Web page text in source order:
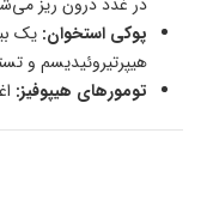
پوکی استخوان: یک
هیپرتیروئیدیسم و
تومورهای هیپوفیز: